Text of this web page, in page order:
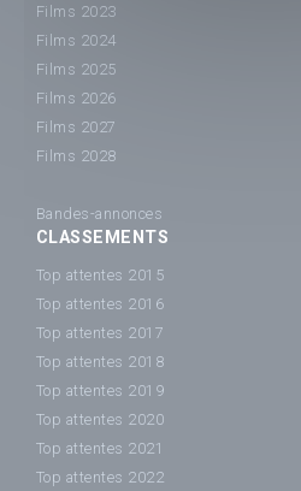
Films 2023
Films 2024
Films 2025
Films 2026
Films 2027
Films 2028
Bandes-annonces
CLASSEMENTS
Top attentes 2015
Top attentes 2016
Top attentes 2017
Top attentes 2018
Top attentes 2019
Top attentes 2020
Top attentes 2021
Top attentes 2022